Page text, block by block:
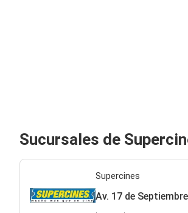
Sucursales de
Supercines
Av. 17 de